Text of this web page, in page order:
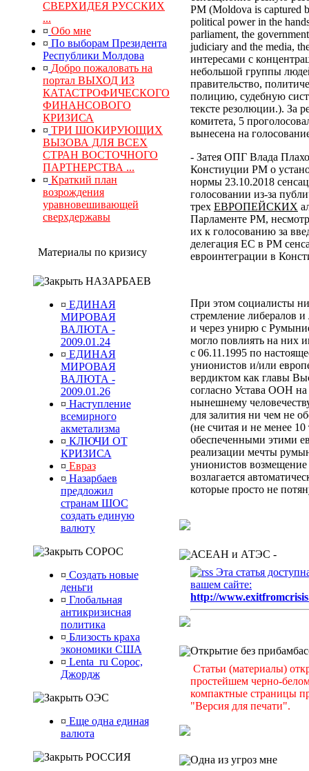
СВЕРХИДЕЯ РУССКИХ
...
¤ Обо мне
¤ По выборам Президента
Республики Молдова
¤ Добро пожаловать на
портал ВЫХОД ИЗ
КАТАСТРОФИЧЕСКОГО
ФИНАНСОВОГО
КРИЗИСА
¤ ТРИ ШОКИРУЮЩИХ
ВЫЗОВА ДЛЯ ВСЕХ
СТРАН ВОСТОЧНОГО
ПАРТНЕРСТВА ...
¤ Краткий план
возрождения
уравновешивающей
сверхдержавы
Материалы по кризису
НАЗАРБАЕВ
¤ ЕДИНАЯ
МИРОВАЯ
ВАЛЮТА -
2009.01.24
¤ ЕДИНАЯ
МИРОВАЯ
ВАЛЮТА -
2009.01.26
¤ Наступление
всемирного
акметализма
¤ КЛЮЧИ ОТ
КРИЗИСА
¤ Евраз
¤ Назарбаев
предложил
странам ШОС
создать единую
валюту
СОРОС
¤ Создать новые
деньги
¤ Глобальная
антикризисная
политика
¤ Близость краха
экономики США
¤ Lenta_ru Сорос,
Джордж
ОЭС
¤ Еще одна единая
валюта
РОССИЯ
РМ (Moldova is captured
political power in the
parliament, the
judiciary and the media,
интересами с
небольшой группы
правительство,
полицию, судебную
тексте резолюции.). За
комитета, 5
вынесена на
- Затея ОПГ Влада
Констиуции РМ о
нормы 23.10.2018
голосовании из-за
трех ЕВРОПЕЙСКИХ
Парламенте РМ,
их к голосованию за
делегация ЕС в РМ
евроинтеграции в
При этом социалисты
стремление либералов
и через унирю с
могло повлиять на них
с 06.11.1995 по
унионистов и/или
вердиктом как главы
согласно Устава ООН
нынешнему
для залития ни чем не
(не считая и не менее
обеспеченными этими
реализации мечты
унионистов возмещение
возлагается
которые просто не
АСЕАН и АТЭС -
Эта статья
вашем сайте:
http://
Открытие без
Статьи (материалы)
простейшем черно-
компактные страницы
"Версия для печати".
Одна из угроз мне